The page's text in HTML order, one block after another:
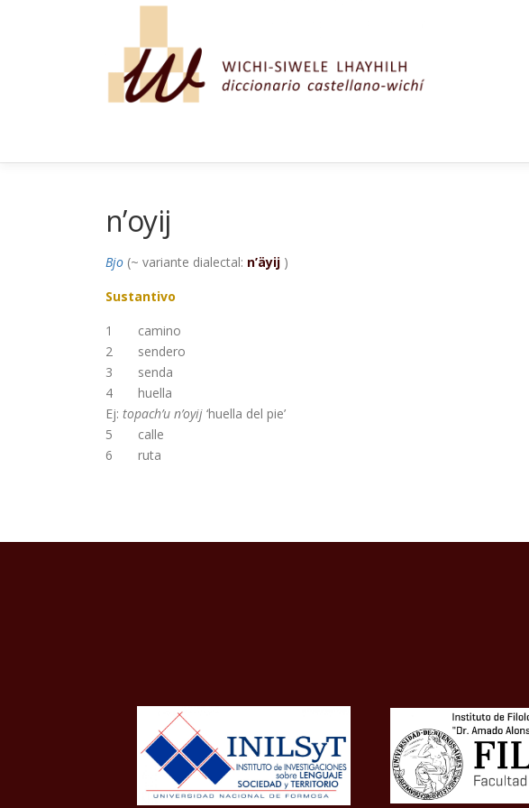
n’oyij
Bjo (~ variante dialectal: n’äyij )
Sustantivo
1
camino
2
sendero
3
senda
4
huella
Ej: topach’u n’oyij ‘huella del pie’
5
calle
6
ruta